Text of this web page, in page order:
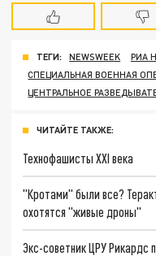
ТЕГИ: NEWSWEEK
РИА
СПЕЦИАЛЬНАЯ ВОЕННАЯ
ЦЕНТРАЛЬНОЕ
ЧИТАЙТЕ ТАКЖЕ:
Технофашисты XXI века
"Кротами" были все?
охотятся "живые дроны"
Экс-советник ЦРУ Рикардс